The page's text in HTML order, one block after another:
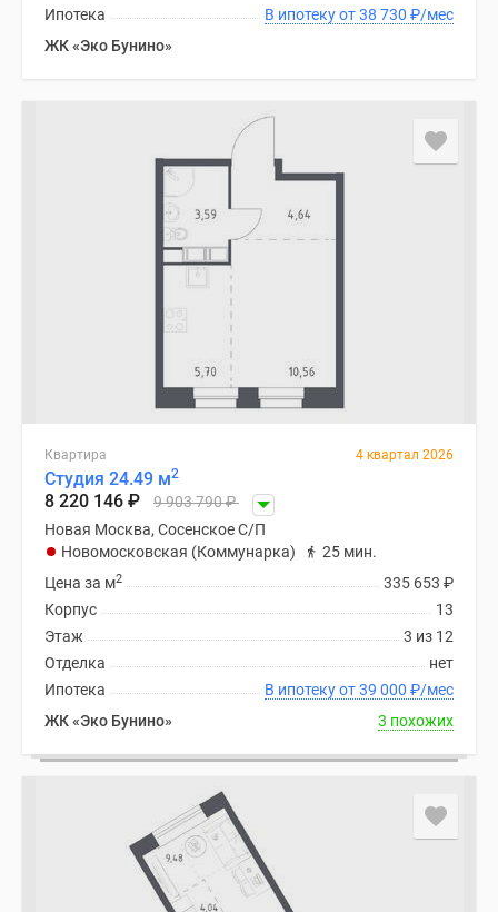
В ипотеку от 38 730 ₽/мес
Ипотека
ЖК «Эко Бунино»
Квартира 4 квартал 2026
Студия 24.49 м2
8 220 146 ₽ 9 903 790₽
Новая Москва, Сосенское С/П
Новомосковская (Коммунарка)
25 мин.
335 653 ₽
Цена за м2
13
Корпус
3 из 12
Этаж
нет
Отделка
В ипотеку от 39 000 ₽/мес
Ипотека
ЖК «Эко Бунино»
3 похожих